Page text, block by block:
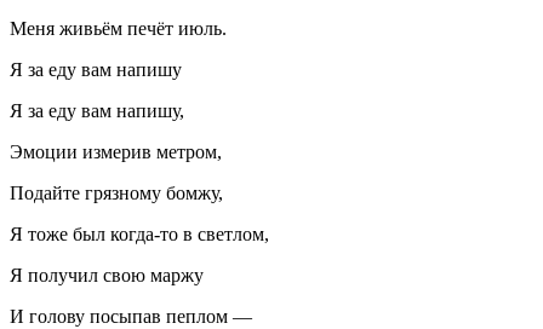
Меня живьём печёт июль.
Я за еду вам напишу
Я за еду вам напишу,
Эмоции измерив метром,
Подайте грязному бомжу,
Я тоже был когда-то в светлом,
Я получил свою маржу
И голову посыпав пеплом —